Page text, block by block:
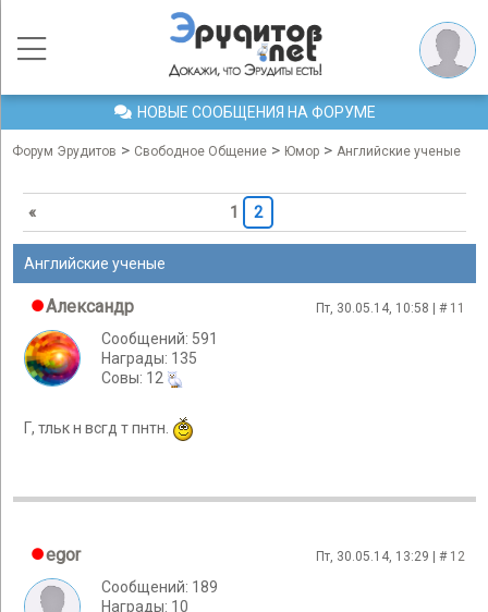
НОВЫЕ СООБЩЕНИЯ НА ФОРУМЕ
Форум Эрудитов > Свободное Общение > Юмор > Английские ученые
« 1 2
Английские ученые
Александр Пт, 30.05.14, 10:58 | # 11
Сообщений: 591
Награды: 135
Cовы: 12
Г, тльк н всгд т пнтн.
egor Пт, 30.05.14, 13:29 | # 12
Сообщений: 189
Награды: 10